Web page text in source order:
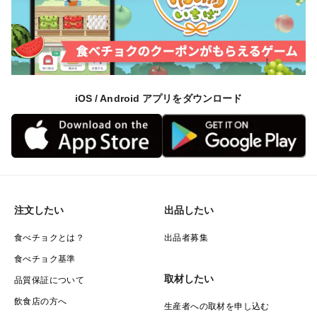
iOS / Android アプリをダウンロード
注文したい
食べチョクとは？
食べチョク基準
品質保証について
飲食店の方へ
出品したい
出品者募集
取材したい
生産者への取材を申し込む